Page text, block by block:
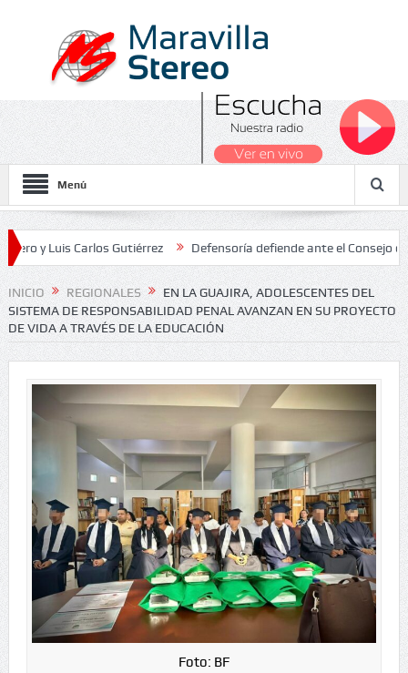
Menú
Carlos Gutiérrez Defensoría defiende ante el Consejo de
2026
INICIO REGIONALES
EN LA GUAJIRA, ADOLESCENTES DEL
SISTEMA DE RESPONSABILIDAD PENAL AVANZAN EN SU PROYECTO
DE VIDA A TRAVÉS DE LA EDUCACIÓN
Foto: BF